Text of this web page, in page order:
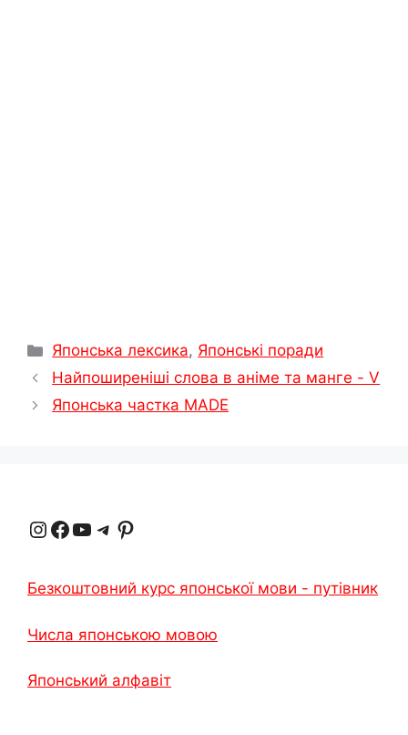
Категорії
Японська лексика, Японські поради
Найпоширеніші слова в аніме та манге - V
Японська частка MADE
Instagram Facebook YouTube Телеграма Pinterest
Безкоштовний курс японської мови - путівник
Числа японською мовою
Японський алфавіт